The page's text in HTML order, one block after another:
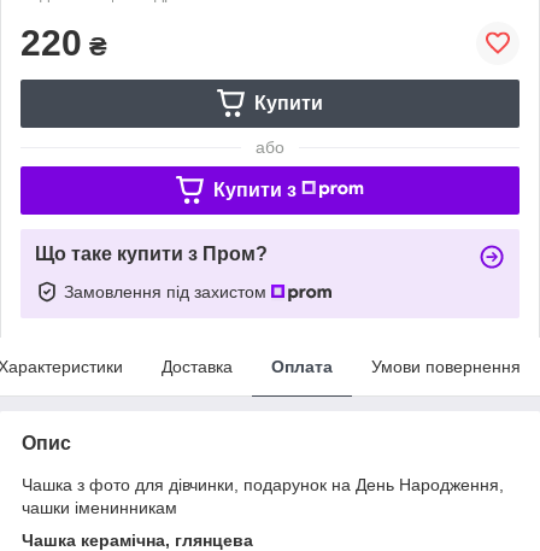
220 ₴
Купити
або
Купити з
Що таке купити з Пром?
Замовлення під захистом
Доставка Оплата Умови повернення
Опис
Чашка з фото для дівчинки, подарунок на День Народження,
чашки іменинникам
Чашка керамічна, глянцева